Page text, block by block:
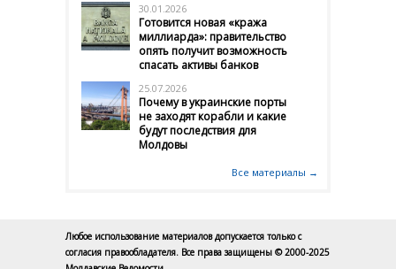
30.01.2026
Готовится новая «кража
миллиарда»: правительство
опять получит возможность
спасать активы банков
25.07.2026
Почему в украинские порты
не заходят корабли и какие
будут последствия для
Молдовы
Все материалы →
Любое использование материалов допускается только с
согласия правообладателя. Все права защищены © 2000-2025